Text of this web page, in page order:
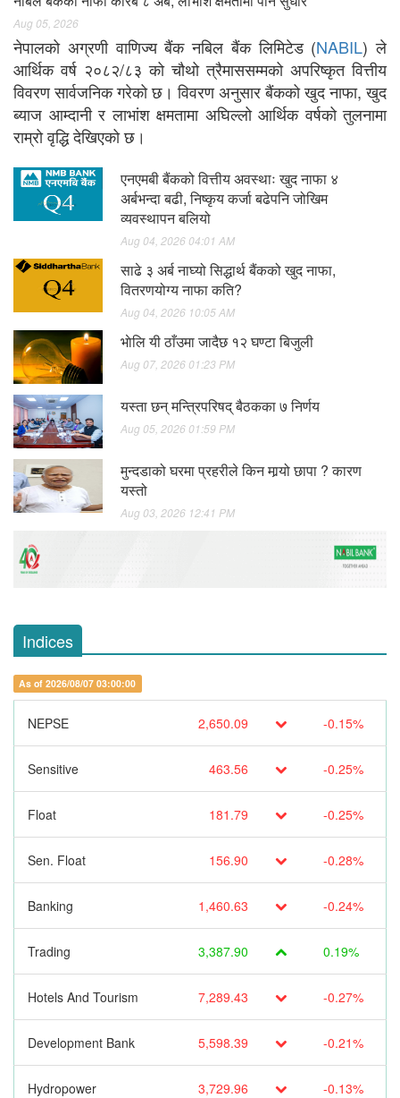
Aug 05, 2026
नेपालको अग्रणी वाणिज्य बैंक नबिल बैंक लिमिटेड (NABIL) ले
आर्थिक वर्ष २०८२/८३ को चौथो त्रैमाससम्मको अपरिष्कृत वित्तीय
विवरण सार्वजनिक गरेको छ। विवरण अनुसार बैंकको खुद नाफा, खुद
ब्याज आम्दानी र लाभांश क्षमतामा अघिल्लो आर्थिक वर्षको तुलनामा
राम्रो वृद्धि देखिएको छ।
एनएमबी बैंकको वित्तीय अवस्थाः खुद नाफा ४
अर्बभन्दा बढी, निष्कृय कर्जा बढेपनि जोखिम
व्यवस्थापन बलियो
Aug 04, 2026 04:01 AM
साढे ३ अर्ब नाघ्यो सिद्धार्थ बैंकको खुद नाफा,
वितरणयोग्य नाफा कति?
Aug 04, 2026 10:05 AM
भाेलि यी ठाँउमा जादैछ १२ घण्टा बिजुली
Aug 07, 2026 01:23 PM
यस्ता छन् मन्त्रिपरिषद् बैठकका ७ निर्णय
Aug 05, 2026 01:59 PM
मुन्दडाको घरमा प्रहरीले किन मार्‍यो छापा ? कारण
यस्तो
Aug 03, 2026 12:41 PM
Indices
As of 2026/08/07 03:00:00
NEPSE 2,650.09 -0.15%
Sensitive 463.56 -0.25%
Float 181.79 -0.25%
Sen. Float 156.90 -0.28%
Banking 1,460.63 -0.24%
Trading 3,387.90 0.19%
Hotels And Tourism 7,289.43 -0.27%
Development Bank 5,598.39 -0.21%
Hydropower 3,729.96 -0.13%